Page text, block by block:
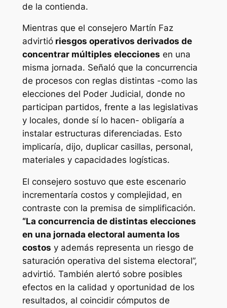
de la contienda.
Mientras que el consejero Martín Faz
advirtióriesgos operativos derivados de
concentrar múltiples elecciones en una
misma jornada. Señaló que la concurrencia
de procesos con reglas distintas -como las
elecciones del Poder Judicial, donde no
participan partidos, frente a las legislativas
y locales, donde sí lo hacen- obligaría a
instalar estructuras diferenciadas. Esto
implicaría, dijo, duplicar casillas, personal,
materiales y capacidades logísticas.
El consejero sostuvo que este escenario
incrementaría costos y complejidad, en
contraste con la premisa de simplificación.
“La concurrencia de distintas elecciones
en una jornada electoral aumenta los
costos y además representa un riesgo de
saturación operativa del sistema electoral”,
advirtió. También alertó sobre posibles
efectos en la calidad y oportunidad de los
resultados, al coincidir cómputos de